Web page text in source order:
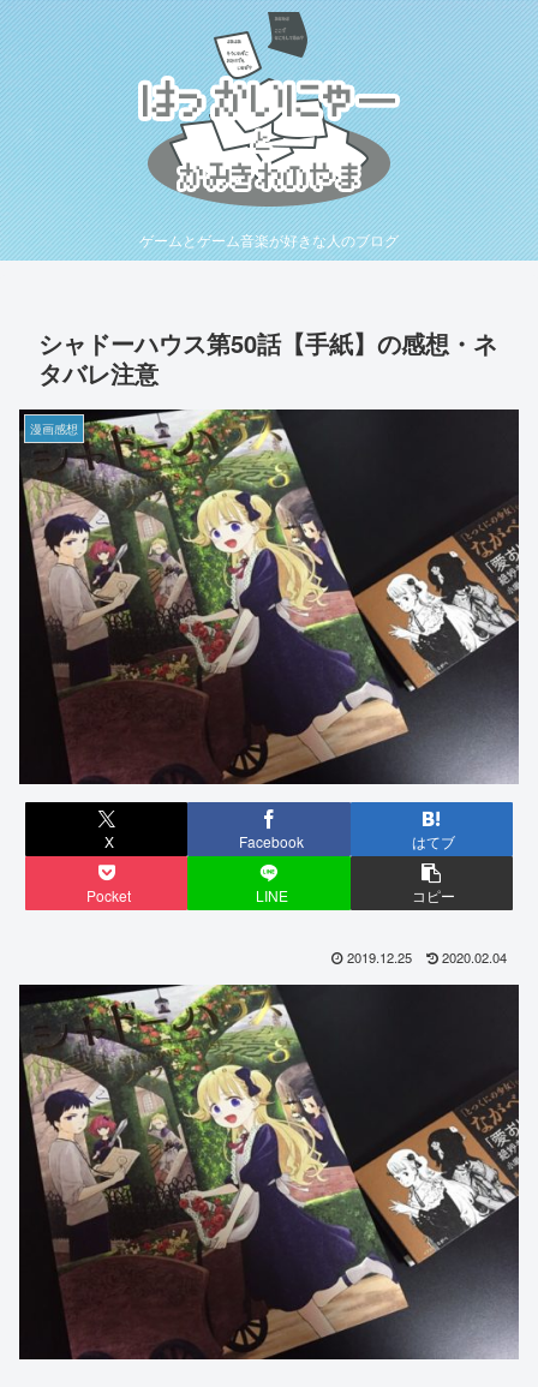
ゲームとゲーム音楽が好きな人のブログ
シャドーハウス第50話【手紙】の感想・ネ
タバレ注意
漫画感想
X Facebook はてブ
Pocket LINE コピー
2019.12.25 2020.02.04